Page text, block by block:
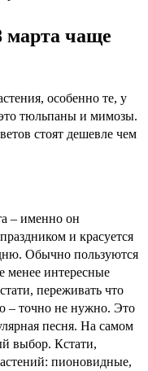
марта чаще
особенно те, у
тюльпаны и мимозы.
стоят дешевле чем
– именно он
и красуется
Обычно пользуются
менее интересные
переживать что
– точно не нужно. Это
песня. На самом
выбор. Кстати,
пионовидные,